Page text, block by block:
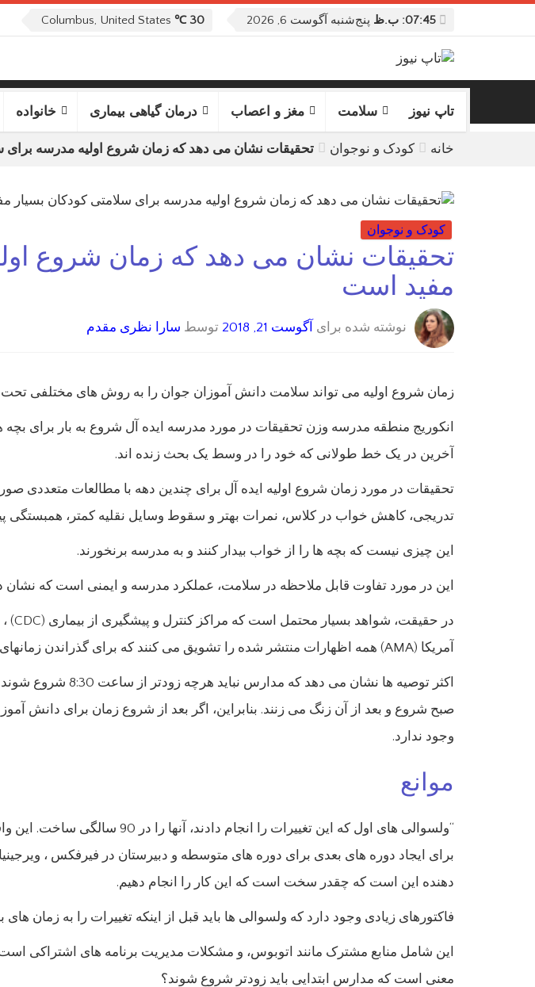
07:45: ب.ظ پنج‌شنبه آگوست 6, 2026 30 ℃
تاپ نیوز سلامت مغز و اعصاب درمان گیاهی بیماری خانواده
خانه کودک و نوجوان تحقیقات نشان می دهد که زمان شروع اولیه مدرسه برای
کودک و نوجوان
تحقیقات نشان می دهد که زمان شروع
مفید است
نوشته شده برای آگوست 21, 2018 توسط سارا نظری مقدم
زمان شروع اولیه می تواند سلامت دانش آموزان جوان را به روش های مختلفی تحت
آخرین در یک خط طولانی که خود را در وسط یک بحث زنده اند.
تحقیقات در مورد زمان شروع اولیه ایده آل برای چندین دهه با مطالعات
تدریجی، کاهش خواب در کلاس، نمرات بهتر و سقوط وسایل نقلیه کمتر، همبستگی
این چیزی نیست که بچه ها را از خواب بیدار کنند و به مدرسه برنخورند.
این در مورد تفاوت قابل ملاحظه در سلامت، عملکرد مدرسه و ایمنی است که
آمریکا (AMA) همه اظهارات منتشر شده را تشویق می کنند که برای گذراندن زمانهای بعدی شروع به کار کنید.
صبح شروع و بعد از آن زنگ می زنند. بنابراین، اگر بعد از شروع زمان برای دانش
وجود ندارد.
موانع
دهنده این است که چقدر سخت است که این کار را انجام دهیم.
فاکتورهای زیادی وجود دارد که ولسوالی ها باید قبل از اینکه تغییرات را به زمان های
این شامل منابع مشترک مانند اتوبوس، و مشکلات مدیریت برنامه های اشتراکی
معنی است که مدارس ابتدایی باید زودتر شروع شوند؟